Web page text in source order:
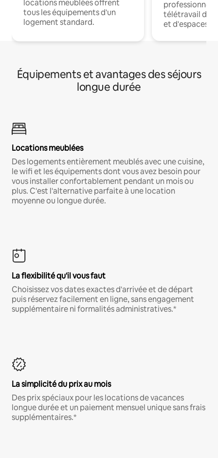
locations meublées offrent
tous les équipements d'un
logement standard.
professionnels
télétravail
et d'espaces
Équipements et avantages des séjours
longue durée
Locations meublées
Des logements entièrement meublés avec une cuisine,
le wifi et les équipements dont vous avez besoin pour
vous installer confortablement pendant un mois ou
plus. C'est l'alternative parfaite à une location
moyenne ou longue durée.
La flexibilité qu'il vous faut
Choisissez vos dates exactes d'arrivée et de départ
puis réservez facilement en ligne, sans engagement
supplémentaire ni formalités administratives.*
La simplicité du prix au mois
Des prix spéciaux pour les locations de vacances
longue durée et un paiement mensuel unique sans frais
supplémentaires.*